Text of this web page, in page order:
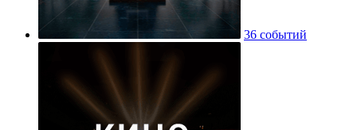
36 событий